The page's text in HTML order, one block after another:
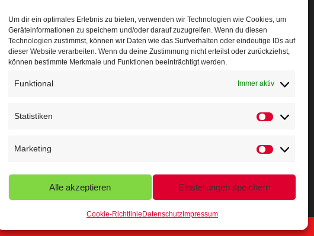
Um dir ein optimales Erlebnis zu bieten, verwenden wir Technologien wie Cookies, um
Geräteinformationen zu speichern und/oder darauf zuzugreifen. Wenn du diesen
Technologien zustimmst, können wir Daten wie das Surfverhalten oder eindeutige IDs auf
dieser Website verarbeiten. Wenn du deine Zustimmung nicht erteilst oder zurückziehst,
können bestimmte Merkmale und Funktionen beeinträchtigt werden.
Funktional Immer aktiv
Statistiken
Marketing
Alle akzeptieren Einstellungen speichern
Cookie-Richtlinie DatenschutzImpressum
Höffner Run
Schnuppertag
Terminkalender
Nikolaus-Crosslauf
Capoeira Camp